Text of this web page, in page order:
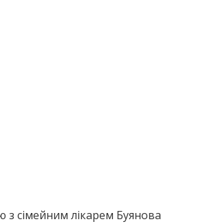
з сімейним лікарем Буянова